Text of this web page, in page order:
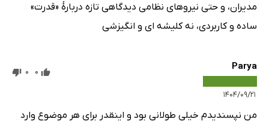
مدیران، و حتی نیروهای نظامی دیدگاهی تازه دربارهٔ «قدرت»
ساده و کاربردی، نه کلیشه ای و انگیزشی
Parya
۱۴۰۴/۰۹/۲۱
0
0
من نپسندیدم خیلی طولانی بود و اینقدر برای هر موضوع وارد